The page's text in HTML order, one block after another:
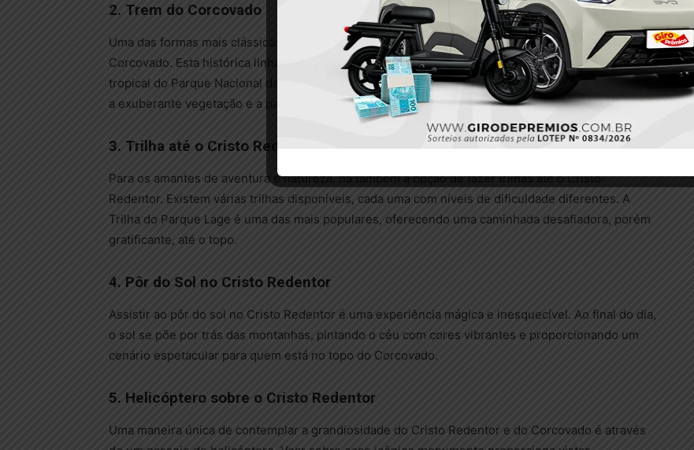
2. Trem do Corcovado
Uma das formas mais clássicas de chegar ao Cristo Redentor é através do famoso Trem do
Corcovado. Esta histórica linha férrea leva os visitantes por uma viagem fascinante pela floresta
tropical do Parque Nacional da Tijuca até o topo do morro. Durante o percurso, é possível apreciar
a exuberante vegetação e a paisagem deslumbrante.
3. Trilha até o Cristo Redentor
Para os amantes de aventura e natureza, há também a opção de fazer trilhas até o Cristo
Redentor. Existem várias trilhas disponíveis, cada uma com níveis de dificuldade diferentes. A
Trilha do Parque Lage é uma das mais populares, oferecendo uma caminhada desafiadora, porém
gratificante, até o topo.
4. Pôr do Sol no Cristo Redentor
Assistir ao pôr do sol no Cristo Redentor é uma experiência mágica e inesquecível. Ao final do dia,
o sol se põe por trás das montanhas, pintando o céu com cores vibrantes e proporcionando um
cenário espetacular para quem está no topo do Corcovado.
5. Helicóptero sobre o Cristo Redentor
Uma maneira única de contemplar a grandiosidade do Cristo Redentor e do Corcovado é através